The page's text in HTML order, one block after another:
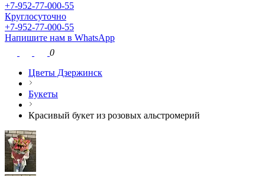
+7-952-77-000-55
Круглосуточно
+7-952-77-000-55
Напишите нам в WhatsApp
0
Цветы Дзержинск
Букеты
Красивый букет из розовых альстромерий